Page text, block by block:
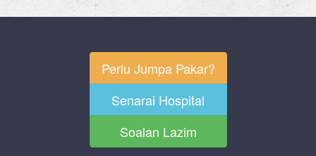
Perlu Jumpa Pakar?
Senarai Hospital
Soalan Lazim